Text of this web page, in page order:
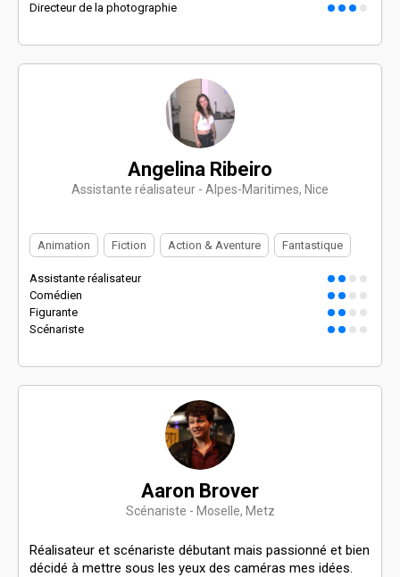
Directeur de la photographie
Angelina Ribeiro
Assistante réalisateur - Alpes-Maritimes, Nice
Animation Fiction Action & Aventure Fantastique
Assistante réalisateur
Comédien
Figurante
Scénariste
Aaron Brover
Scénariste - Moselle, Metz
Réalisateur et scénariste débutant mais passionné et bien
décidé à mettre sous les yeux des caméras mes idées.